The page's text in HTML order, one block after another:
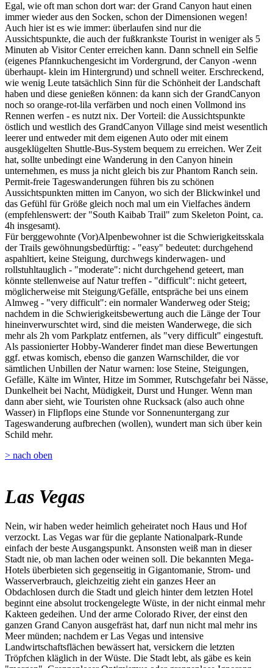
Egal, wie oft man schon dort war: der Grand Canyon haut einen
immer wieder aus den Socken, schon der Dimensionen wegen!
Auch hier ist es wie immer: überlaufen sind nur die
Aussichtspunkte, die auch der fußkrankste Tourist in weniger als 5
Minuten ab Visitor Center erreichen kann. Dann schnell ein Selfie
(eigenes Pfannkuchengesicht im Vordergrund, der Canyon -wenn
überhaupt- klein im Hintergrund) und schnell weiter. Erschreckend,
wie wenig Leute tatsächlich Sinn für die Schönheit der Landschaft
haben und diese genießen können: da kann sich der GrandCanyon
noch so orange-rot-lila verfärben und noch einen Vollmond ins
Rennen werfen - es nutzt nix. Der Vorteil: die Aussichtspunkte
östlich und westlich des GrandCanyon Village sind meist wesentlich
leerer und entweder mit dem eigenen Auto oder mit einem
ausgeklügelten Shuttle-Bus-System bequem zu erreichen. Wer Zeit
hat, sollte unbedingt eine Wanderung in den Canyon hinein
unternehmen, es muss ja nicht gleich bis zur Phantom Ranch sein.
Permit-freie Tageswanderungen führen bis zu schönen
Aussichtspunkten mitten im Canyon, wo sich der Blickwinkel und
das Gefühl für Größe gleich noch mal um ein Vielfaches ändern
(empfehlenswert: der "South Kaibab Trail" zum Skeleton Point, ca.
4h insgesamt).
Für berggewohnte (Vor)Alpenbewohner ist die Schwierigkeitsskala
der Trails gewöhnungsbedürftig: - "easy" bedeutet: durchgehend
aspahltiert, keine Steigung, durchwegs kinderwagen- und
rollstuhltauglich - "moderate": nicht durchgehend geteert, man
könnte stellenweise auf Natur treffen - "difficult": nicht geteert,
möglicherweise mit Steigung/Gefälle, entspräche bei uns einem
Almweg - "very difficult": ein normaler Wanderweg oder Steig;
nachdem in die Schwierigkeitsbewertung auch die Länge der Tour
hineinverwurschtet wird, sind die meisten Wanderwege, die sich
mehr als 2h vom Parkplatz entfernen, als "very difficult" eingestuft.
Als passionierter Hobby-Wanderer findet man diese Bewertungen
ggf. etwas komisch, ebenso die ganzen Warnschilder, die vor
sämtlichen Unbillen der Natur warnen: lose Steine, Steigungen,
Gefälle, Kälte im Winter, Hitze im Sommer, Rutschgefahr bei Nässe,
Dunkelheit bei Nacht, Müdigkeit, Durst und Hunger. Wenn man
dann aber sieht, wie Touristen ohne Rucksack (also auch ohne
Wasser) in Flipflops eine Stunde vor Sonnenuntergang zur
Tageswanderung aufbrechen (wollen), wundert man sich über kein
Schild mehr.
> nach oben
Las Vegas
Nein, wir haben weder heimlich geheiratet noch Haus und Hof
verzockt. Las Vegas war für die geplante Nationalpark-Runde
einfach der beste Ausgangspunkt. Ansonsten weiß man in dieser
Stadt nie, ob man lachen oder weinen soll. Die bekannten Mega-
Hotels überbieten sich gegenseitig in Gigantomanie, Strom- und
Wasserverbrauch, gleichzeitig zieht ein ganzes Heer an
Obdachlosen durch die Stadt und gleich hinter dem letzten Hotel
beginnt eine absolut trockengelegte Wüste, in der nicht einmal mehr
Kakteen gedeihen. Und der arme Colorado River, der einst den
ganzen Grand Canyon ausgefräst hat, darf nun nicht mal mehr ins
Meer münden; nachdem er Las Vegas und intensive
Landwirtschaftsflächen bewässert hat, versickern die letzten
Tröpfchen kläglich in der Wüste. Die Stadt lebt, als gäbe es kein